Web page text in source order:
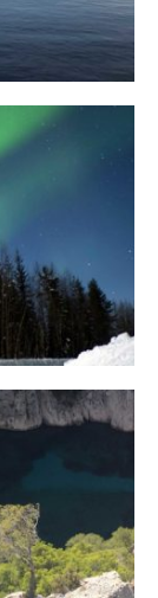
Jagd
die